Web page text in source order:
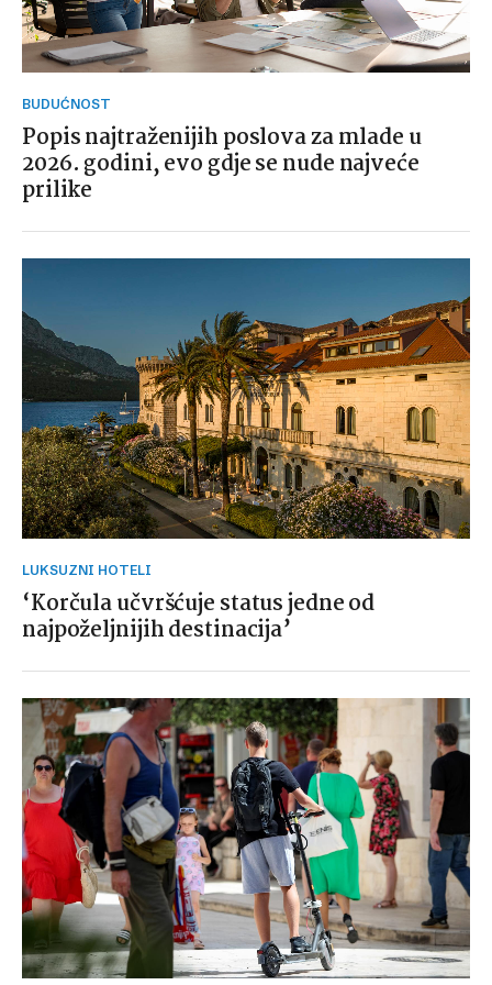
BUDUĆNOST
Popis najtraženijih poslova za mlade u
2026. godini, evo gdje se nude najveće
prilike
LUKSUZNI HOTELI
‘Korčula učvršćuje status jedne od
najpoželjnijih destinacija’